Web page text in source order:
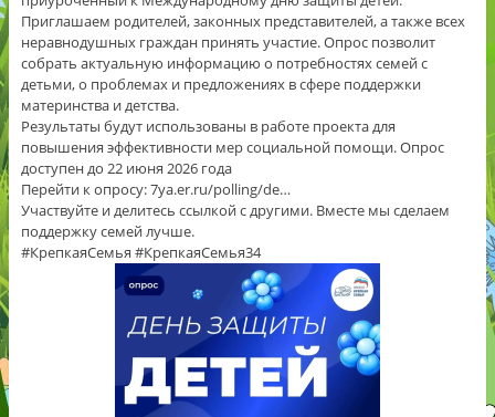
Приглашаем родителей, законных представителей, а также всех
неравнодушных граждан принять участие. Опрос позволит
собрать актуальную информацию о потребностях семей с
детьми, о проблемах и предложениях в сфере поддержки
материнства и детства.
Результаты будут использованы в работе проекта для
повышения эффективности мер социальной помощи. Опрос
доступен до 22 июня 2026 года
Перейти к опросу: 7ya.er.ru/polling/de…
Участвуйте и делитесь ссылкой с другими. Вместе мы сделаем
поддержку семей лучше.
#КрепкаяСемья #КрепкаяСемья34